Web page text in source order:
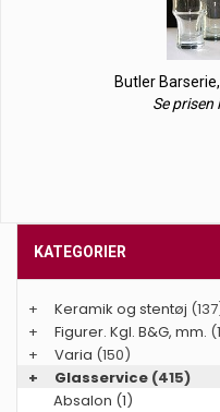
Butler
Se prisen
KATEGORIER
+ Keramik og stentøj
+
Figurer. Kgl. B&G, mm.
+
Varia (150)
+
Glasservice (415)
Absalon (1)